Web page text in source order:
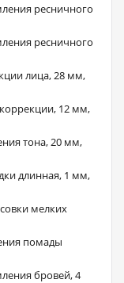
ресничного
ресничного
лица, 28 мм,
12 мм,
тона, 20 мм,
длинная, 1 мм,
мелких
помады
бровей, 4